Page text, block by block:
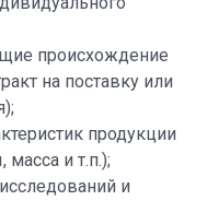
происхождение
на поставку или
продукции
масса и т.п.);
и